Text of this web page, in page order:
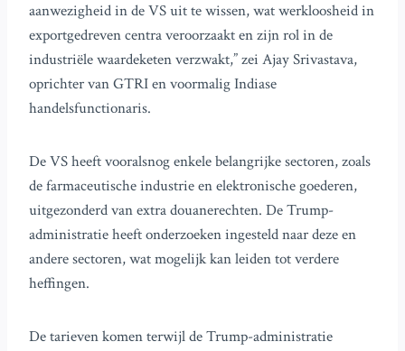
aanwezigheid in de VS uit te wissen, wat werkloosheid in
exportgedreven centra veroorzaakt en zijn rol in de
industriële waardeketen verzwakt,” zei Ajay Srivastava,
oprichter van GTRI en voormalig Indiase
handelsfunctionaris.
De VS heeft vooralsnog enkele belangrijke sectoren, zoals
de farmaceutische industrie en elektronische goederen,
uitgezonderd van extra douanerechten. De Trump-
administratie heeft onderzoeken ingesteld naar deze en
andere sectoren, wat mogelijk kan leiden tot verdere
heffingen.
De tarieven komen terwijl de Trump-administratie